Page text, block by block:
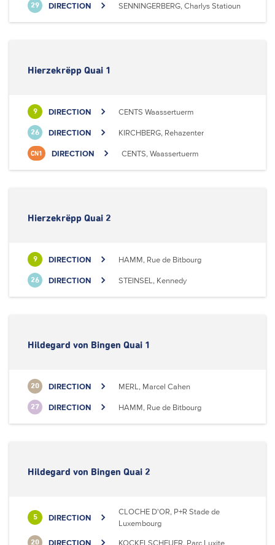
29 DIRECTION SENNINGERBERG, Charlys Statioun
Hierzekrëpp Quai 1
9 DIRECTION CENTS Waassertuerm
26 DIRECTION KIRCHBERG, Rehazenter
CN1 DIRECTION CENTS, Waassertuerm
Hierzekrëpp Quai 2
9 DIRECTION HAMM, Rue de Bitbourg
26 DIRECTION STEINSEL, Kennedy
Hildegard von Bingen Quai 1
20 DIRECTION MERL, Marcel Cahen
27 DIRECTION HAMM, Rue de Bitbourg
Hildegard von Bingen Quai 2
5 DIRECTION
CLOCHE D'OR, P+R Stade de
Luxembourg
20 DIRECTION KOCKELSCHEUER, Parc Luxite